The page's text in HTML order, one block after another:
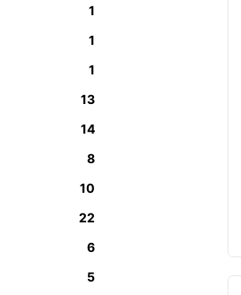
1
1
1
13
14
8
10
22
6
5